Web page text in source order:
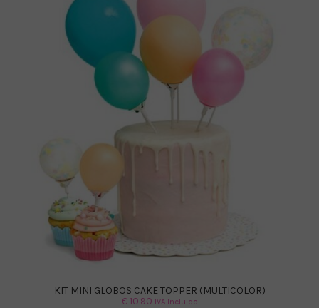
KIT MINI GLOBOS CAKE TOPPER (MULTICOLOR)
€10.90 IVA Incluido